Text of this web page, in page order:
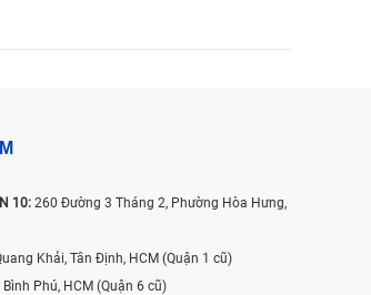
10: 260 Đường 3 Tháng 2, Phường Hòa Hưng,
Khải, Tân Định, HCM (Quận 1 cũ)
Phú, HCM (Quận 6 cũ)